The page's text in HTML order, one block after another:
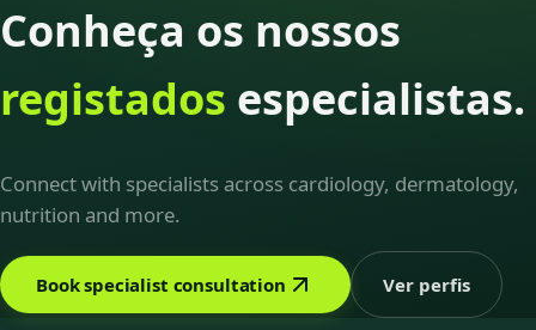
Conheça os nossos
registados especialistas.
Connect with specialists across cardiology, dermatology,
nutrition and more.
Book specialist consultation Ver perfis